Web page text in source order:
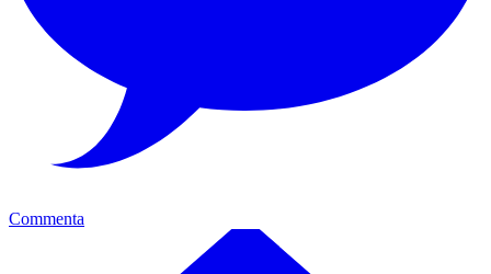
Commenta